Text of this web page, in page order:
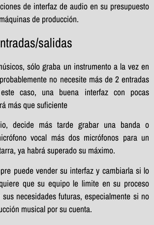
de interfaz de audio en su presupuesto
de producción.
salidas
sólo graba un instrumento a la vez en
no necesite más de 2 entradas
caso, una buena interfaz con pocas
más que suficiente
decide más tarde grabar una banda o
vocal más dos micrófonos para un
ya habrá superado su máximo.
puede vender su interfaz y cambiarla si lo
que su equipo le limite en su proceso
necesidades futuras, especialmente si no
musical por su cuenta.